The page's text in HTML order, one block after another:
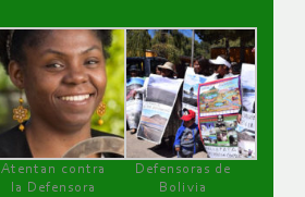
Atentan contra
la Defensora
Defensoras de
Bolivia